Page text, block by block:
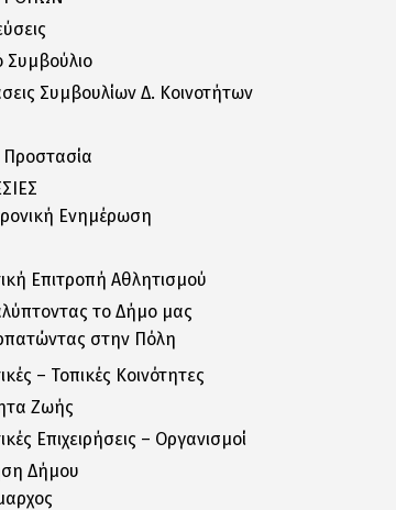
Συμβούλιο
Συμβουλίων Δ. Κοινοτήτων
Προστασία
Ενημέρωση
Επιτροπή Αθλητισμού
το Δήμο μας
στην Πόλη
– Τοπικές Κοινότητες
Ζωής
Επιχειρήσεις – Οργανισμοί
Δήμου